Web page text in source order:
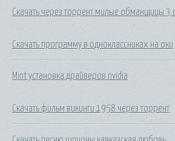
Скачать через торрент милые обманщицы 3
Скачать программу в одноклассниках на оки
Mint установка драйверов nvidia
Скачать фильм викинги 1958 через торрент